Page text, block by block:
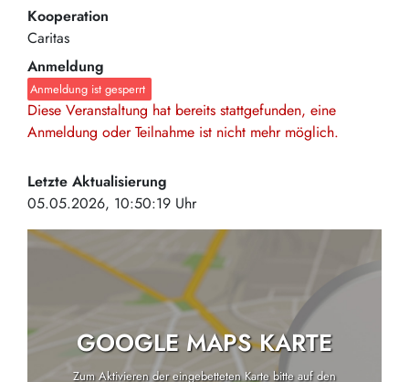
Kooperation
Caritas
Anmeldung
Anmeldung ist gesperrt
Diese Veranstaltung hat bereits stattgefunden, eine
Anmeldung oder Teilnahme ist nicht mehr möglich.
Letzte Aktualisierung
05.05.2026, 10:50:19 Uhr
GOOGLE MAPS KARTE
Zum Aktivieren der eingebetteten Karte bitte auf den